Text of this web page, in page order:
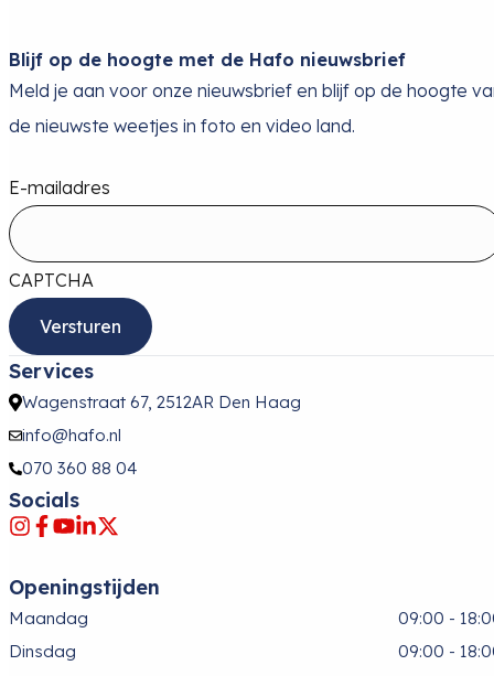
Blijf op de hoogte met de Hafo nieuwsbrief
Meld je aan voor onze nieuwsbrief en blijf op de hoogte
de nieuwste weetjes in foto en video land.
E-mailadres
CAPTCHA
Services
Wagenstraat 67, 2512AR Den Haag
info@hafo.nl
070 360 88 04
Socials
Openingstijden
Maandag
09:00 -
Dinsdag
09:00 -